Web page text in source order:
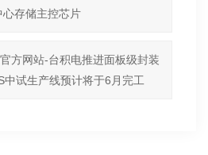
存储主控芯片
方网站-台积电推进面板级封装
中试生产线预计将于6月完工